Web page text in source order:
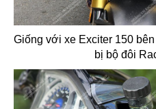
Giống với xe Exciter 150
bị bộ đôi